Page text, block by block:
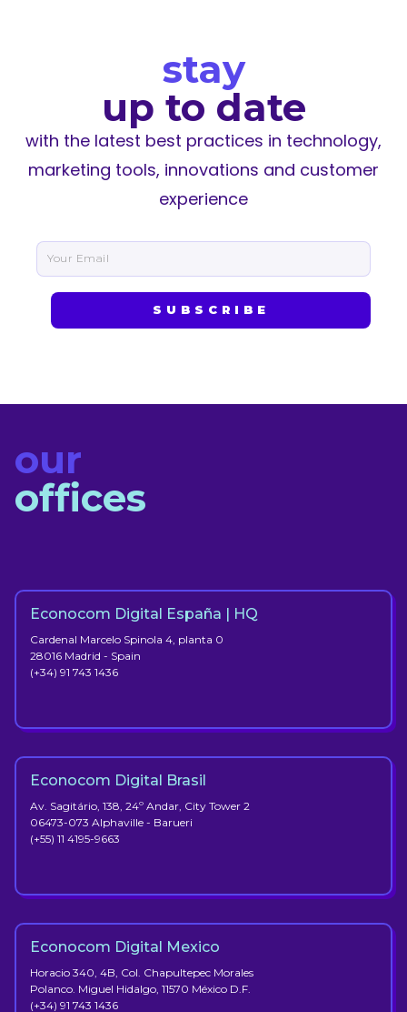
stay
up to date
with the latest best practices in technology,
marketing tools, innovations and customer
experience
SUBSCRIBE
our
offices
Econocom Digital España | HQ
Cardenal Marcelo Spinola 4, planta 0
28016 Madrid - Spain
(+34) 91 743 1436
Econocom Digital Brasil
Av. Sagitário, 138, 24º Andar, City Tower 2
06473-073 Alphaville - Barueri
(+55) 11 4195-9663​​
Econocom Digital Mexico
Horacio 340, 4B, Col. Chapultepec Morales
Polanco. Miguel Hidalgo, 11570 México D.F.
(+34) 91 743 1436​​